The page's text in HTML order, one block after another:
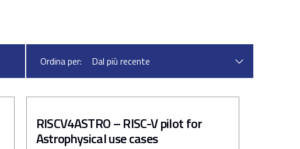
Ordina per:
RISCV4ASTRO – RISC-V pilot for
Astrophysical use cases